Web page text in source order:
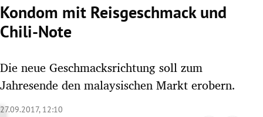
Kondom mit Reisgeschmack und
Chili-Note
Die neue Geschmacksrichtung soll zum
Jahresende den malaysischen Markt erobern.
27.09.2017, 12:10